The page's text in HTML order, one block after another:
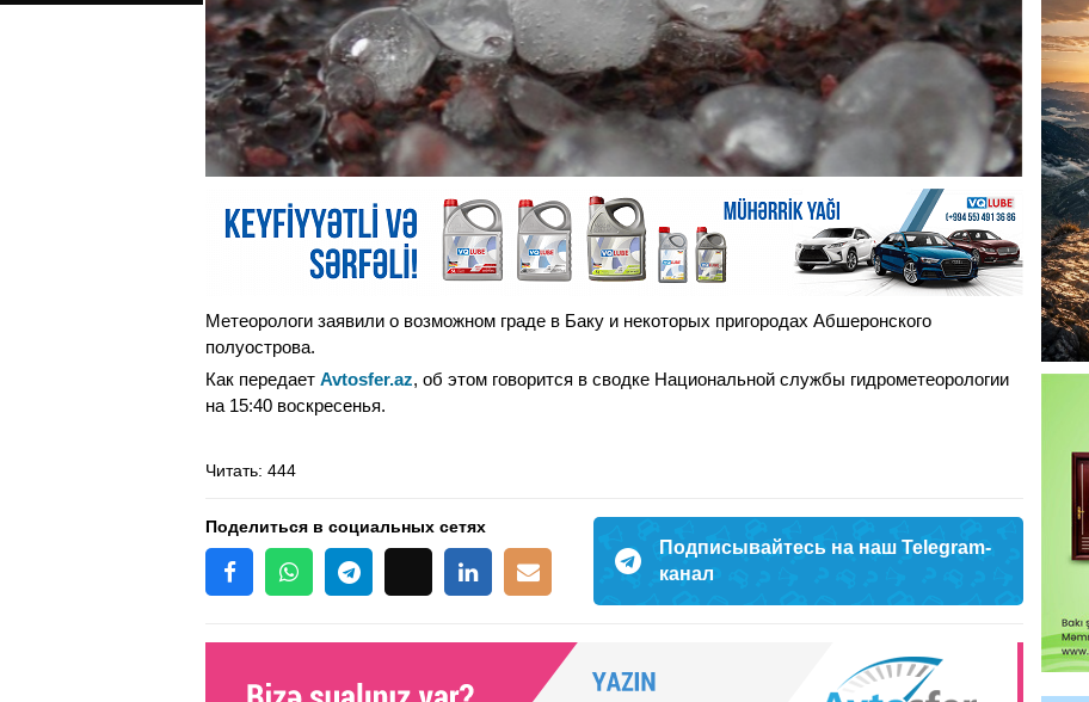
Метеорологи заявили о возможном граде в Баку и некоторых пригородах Абшеронского
полуострова.
Как передает Avtosfer.az, об этом говорится в сводке Национальной службы гидрометеорологии
на 15:40 воскресенья.
Читать: 444
Поделиться в социальных сетях
Подписывайтесь на наш Telegram-
канал